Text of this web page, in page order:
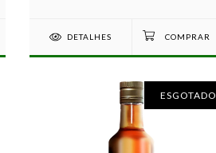
DETALHES
ESGOTADO